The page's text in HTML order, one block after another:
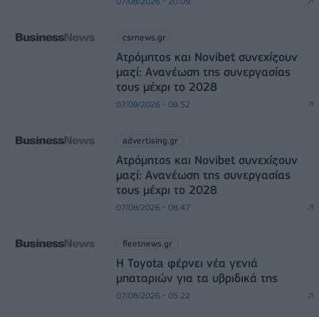
csrnews.gr
Ατρόμητος και Novibet συνεχίζουν
μαζί: Ανανέωση της συνεργασίας
τους μέχρι το 2028
07/08/2026 - 08:52
advertising.gr
Ατρόμητος και Novibet συνεχίζουν
μαζί: Ανανέωση της συνεργασίας
τους μέχρι το 2028
07/08/2026 - 08:47
fleetnews.gr
Η Toyota φέρνει νέα γενιά
μπαταριών για τα υβριδικά της
07/08/2026 - 05:22